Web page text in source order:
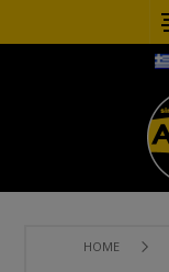
HOME